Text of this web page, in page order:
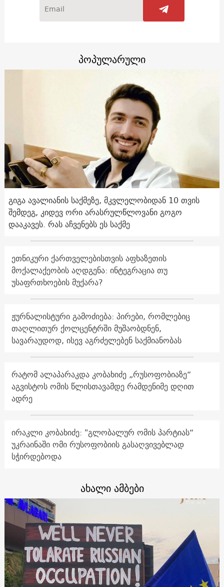
პოპულარული
გიგა ავალიანის საქმეზე, მკვლელობიდან 10 თვის
შემდეგ, კიდევ ორი არასრულწლოვანი გოგო
დააკავეს. რას აჩვენებს ეს საქმე
ეთნიკური ქართველებისთვის აფხაზეთის
მოქალაქეობის აღდგენა: ინტეგრაცია თუ
უსაფრთხოების მუქარა?
ჟურნალისტური გამოძიება: პირები, რომლებიც
თაღლითურ ქოლცენტრში მუშაობდნენ,
სავარაუდოდ, ისევ აგრძელებენ საქმიანობას
რატომ ალაპარაკდა კობახიძე „რუსოფობიაზე“
აგვისტოს ომის წლისთავამდე რამდენიმე დღით
ადრე
ირაკლი კობახიძე: "გლობალურ ომის პარტიას“
უკრაინაში ომი რუსოფობიის გასაღვივებლად
სჭირდებოდა
ახალი ამბები